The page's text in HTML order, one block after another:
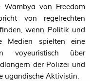
Wambya von Freedom
von regelrechten
wenn Politik und
Medien spielten eine
voyeuristisch über
der Polizei und
ugandische Aktivistin.